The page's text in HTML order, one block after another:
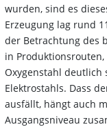
wurden, sind es
Erzeugung lag rund
der Betrachtung des
in
Oxygenstahl deutlich
Elektrostahls. Dass
ausfällt, hängt auch
Ausgangsniveau